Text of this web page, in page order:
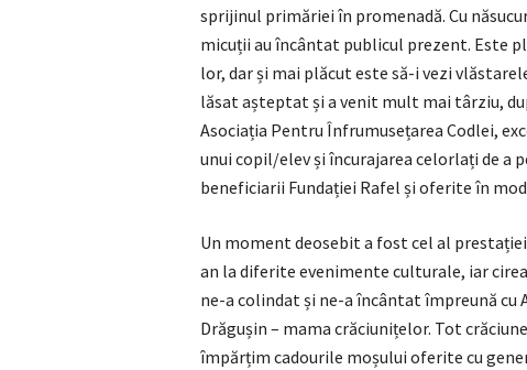
sprijinul primăriei în promenadă. Cu
micuții au încântat publicul prezent. Este
lor, dar și mai plăcut este să-i vezi
lăsat așteptat și a venit mult mai târziu,
Asociația Pentru Înfrumusețarea Codlei,
unui copil/elev și încurajarea celorlați de a
beneficiarii Fundației Rafel și oferite în
Un moment deosebit a fost cel al
an la diferite evenimente culturale, iar
ne-a colindat și ne-a încântat împreună cu
Drăgușin – mama crăciunițelor. Tot
împărțim cadourile moșului oferite cu